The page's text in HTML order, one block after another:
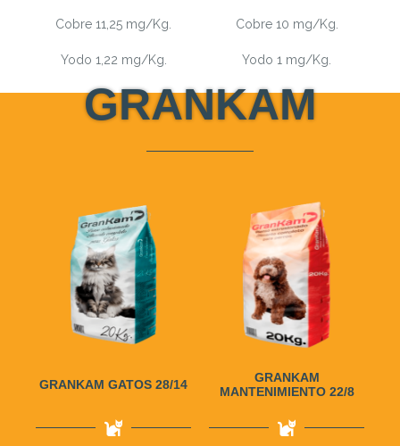
Cobre 11,25 mg/Kg.
Yodo 1,22 mg/Kg.
Cobre 10 mg/Kg.
Yodo 1 mg/Kg.
GRANKAM
GRANKAM GATOS 28/14
GRANKAM
MANTENIMIENTO 22/8